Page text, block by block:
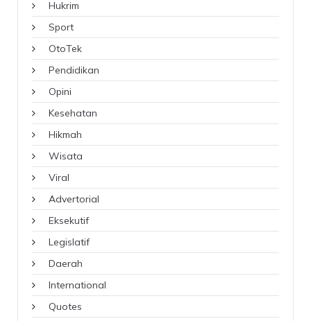
Hukrim
Sport
OtoTek
Pendidikan
Opini
Kesehatan
Hikmah
Wisata
Viral
Advertorial
Eksekutif
Legislatif
Daerah
International
Quotes